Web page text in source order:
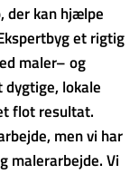
der kan hjælpe
et rigtig
maler– og
dygtige, lokale
flot resultat.
men vi har
malerarbejde. Vi